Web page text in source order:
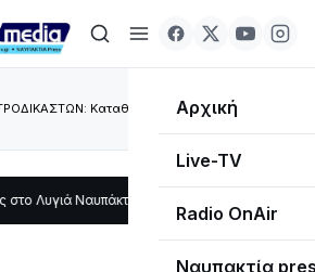
Αρχική
Live-TV
Radio OnAir
Ναυπακτία
Καταθέσεις που «καίνε» την
Ναυπάκτου12:08 Σε τροχιά υλοποίησης η